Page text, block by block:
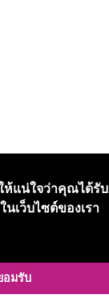
ห้แน่ใจว่าคุณได้รับ
เว็บไซต์ของเรา
อมรับ